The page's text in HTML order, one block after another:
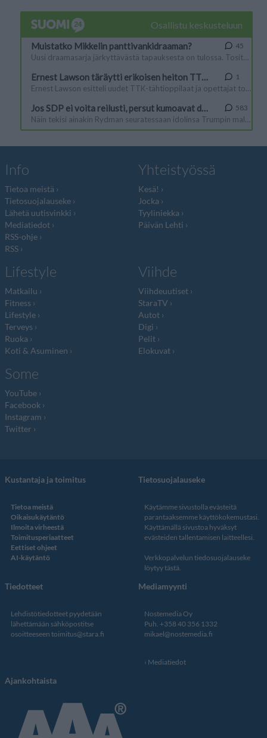
Info
Tietoa meistä
Tietosuojalauseke
Lähetä uutisvinkki
Mediatiedot
RSS-ohje
RSS
Yhteistyössä
Kesä!
Jocka
Tyyliniekka
Päivän Lehti
Lifestyle
Matkailu
Fitness
Lifestyle
Terveys
Ruoka
Koti & Asuminen
Viihde
Viihdeuutiset
StaraTV
Autot
Digi
Pelit
Elokuvat
Some
YouTube
Facebook
Instagram
Twitter
Kustantaja ja toimitus
Tietoa meistä
Oikaisukäytäntö
Ilmoita virheestä
Toimitusperiaatteet
Eettiset ohjeet
AI-käytäntö
Tietosuojalauseke
Käytämme sivustolla evästeitä
parantaaksemme käyttökokemustasi.
Käyttämällä sivustoa hyväksyt
evästeiden tallentamisen laitteellesi.
Verkkopalvelun tiedosuojalauseke
löytyy tästä.
Tiedotteet
Lehdistötiedotteet pyydetään
lähettämään sähköpostitse
osoitteeseen toimitus@stara.fi
Mediamyynti
Nostemedia Oy
Puh. +358 40 356 1332
mikael@nostemedia.fi
Mediatiedot
Ajankohtaista